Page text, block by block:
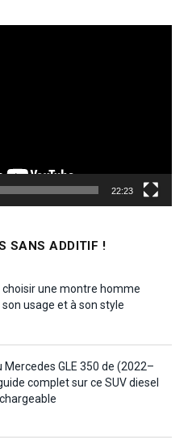
22:23
SANS ADDITIF !
une montre homme
usage et à son style
Mercedes GLE 350 de (2022–
complet sur ce SUV diesel